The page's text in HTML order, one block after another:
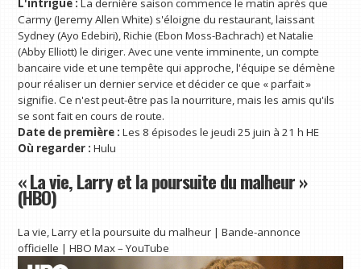
Carmy (Jeremy Allen White) s'éloigne du restaurant, laissant
Sydney (Ayo Edebiri), Richie (Ebon Moss-Bachrach) et Natalie
(Abby Elliott) le diriger. Avec une vente imminente, un compte
bancaire vide et une tempête qui approche, l'équipe se démène
pour réaliser un dernier service et décider ce que « parfait »
signifie. Ce n'est peut-être pas la nourriture, mais les amis qu'ils
se sont fait en cours de route.
Date de première : Les 8 épisodes le jeudi 25 juin à 21 h HE
Où regarder :Hulu
« La vie, Larry et la poursuite du malheur »
(HBO)
La vie, Larry et la poursuite du malheur | Bande-annonce
officielle | HBO Max – YouTube